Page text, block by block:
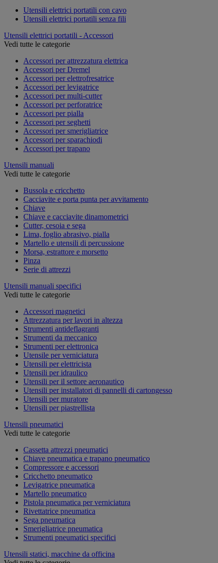
Utensili elettrici portatili con cavo
Utensili elettrici portatili senza fili
Utensili elettrici portatili - Accessori
Vedi tutte le categorie
Accessori per attrezzatura elettrica
Accessori per Dremel
Accessori per elettrofresatrice
Accessori per levigatrice
Accessori per multi-cutter
Accessori per perforatrice
Accessori per pialla
Accessori per seghetti
Accessori per smerigliatrice
Accessori per sparachiodi
Accessori per trapano
Utensili manuali
Vedi tutte le categorie
Bussola e cricchetto
Cacciavite e porta punta per avvitamento
Chiave
Chiave e cacciavite dinamometrici
Cutter, cesoia e sega
Lima, foglio abrasivo, pialla
Martello e utensili di percussione
Morsa, estrattore e morsetto
Pinza
Serie di attrezzi
Utensili manuali specifici
Vedi tutte le categorie
Accessori magnetici
Attrezzatura per lavori in altezza
Strumenti antideflagranti
Strumenti da meccanico
Strumenti per elettronica
Utensile per verniciatura
Utensili per elettricista
Utensili per idraulico
Utensili per il settore aeronautico
Utensili per installatori di pannelli di cartongesso
Utensili per muratore
Utensili per piastrellista
Utensili pneumatici
Vedi tutte le categorie
Cassetta attrezzi pneumatici
Chiave pneumatica e trapano pneumatico
Compressore e accessori
Cricchetto pneumatico
Levigatrice pneumatica
Martello pneumatico
Pistola pneumatica per verniciatura
Rivettatrice pneumatica
Sega pneumatica
Smerigliatrice pneumatica
Strumenti pneumatici specifici
Utensili statici, macchine da officina